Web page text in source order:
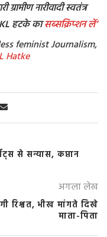
नारीवादी स्वतंत्र
KL हटके कासब्सक्रिप्शनलें’
feminist Journalism,
Hatke
से सन्यास, कप्तान
अगला लेख
रिश्वत, भीख मांगते दिखे
माता-पिता